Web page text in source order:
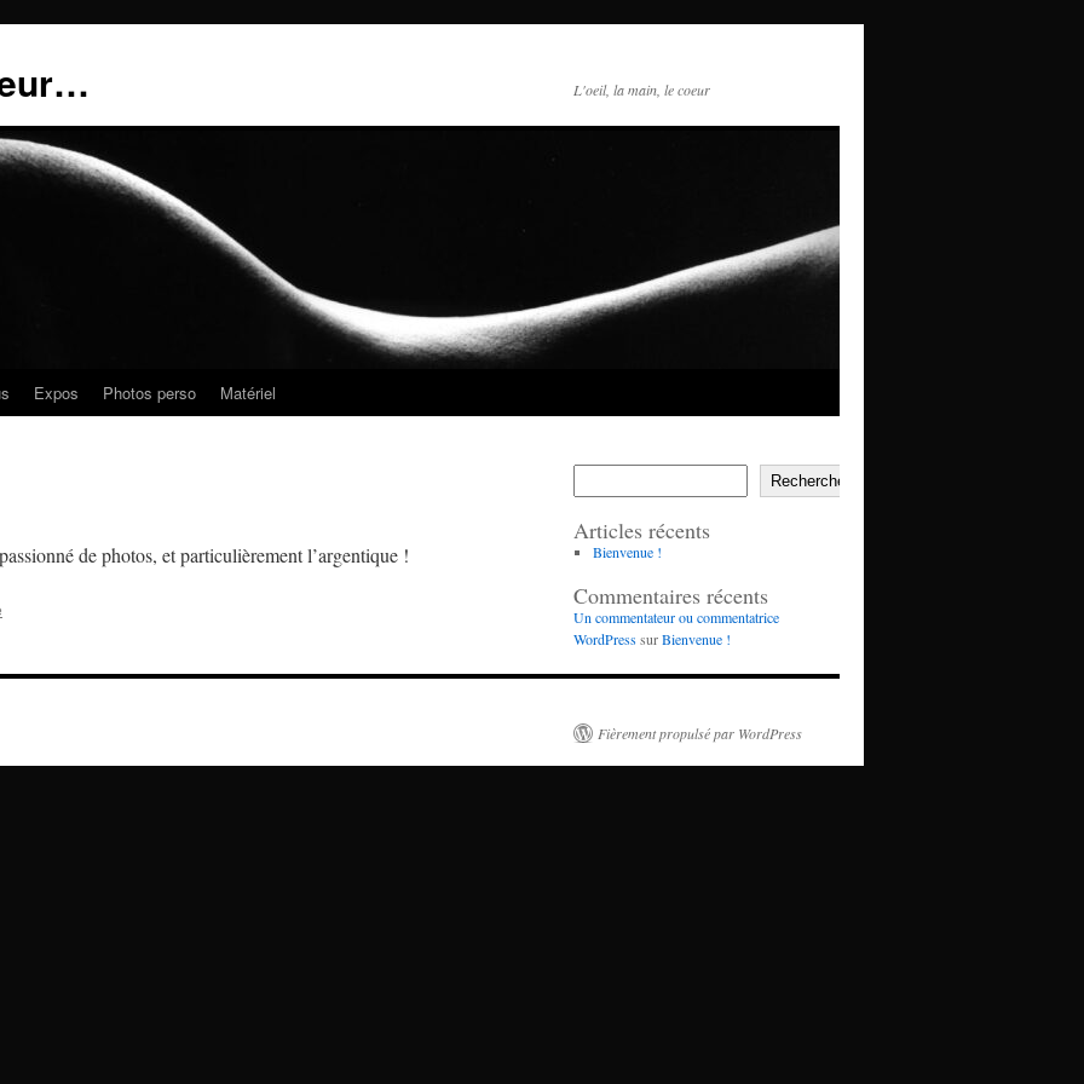
L'oeil, la main, le coeur
Expos Photos perso Matériel
de photos, et particulièrement l’argentique !
Rechercher
Articles récents
Bienvenue !
Commentaires récents
Un commentateur ou commentatrice
WordPresssurBienvenue !
Fièrement propulsé par WordPress